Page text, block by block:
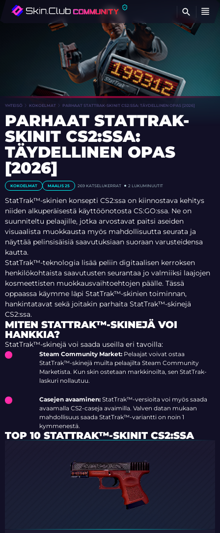
YHTEISÖ KOKOELMAT PARHAAT STATTRAK-SKINIT CS2:SSA: TÄYDELLINEN OPAS [2026]
PARHAAT STATTRAK-
SKINIT CS2:SSA:
TÄYDELLINEN OPAS
[2026]
KOKOELMAT MAALIS 25 269 KATSELUKERRAT 2 LUKUMINUUTIT
StatTrak™-skinien konsepti CS2:ssa on kiinnostava kehitys
niiden alkuperäisestä käyttöönotosta CS:GO:ssa. Ne on
suunniteltu pelaajille, jotka arvostavat paitsi aseiden
visuaalista muokkausta myös mahdollisuutta seurata ja
näyttää pelinsisäisiä saavutuksiaan suoraan varusteidensa
kautta.
StatTrak™-teknologia lisää peliin digitaalisen kerroksen
henkilökohtaista saavutusten seurantaa jo valmiiksi laajojen
kosmeettisten muokkausvaihtoehtojen päälle. Tässä
oppaassa käymme läpi StatTrak™-skinien toiminnan,
hankintatavat sekä joitakin parhaita StatTrak™-skinejä
CS2:ssa.
MITEN STATTRAK™-SKINEJÄ VOI
HANKKIA?
StatTrak™-skinejä voi saada useilla eri tavoilla:
Steam Community Market: Pelaajat voivat ostaa
StatTrak™-skinejä muilta pelaajilta Steam Community
Marketista. Kun skin ostetaan markkinoilta, sen StatTrak-
laskuri nollautuu.
Casejen avaaminen: StatTrak™-versioita voi myös saada
avaamalla CS2-caseja avaimilla. Valven datan mukaan
mahdollisuus saada StatTrak™-variantti on noin 1
kymmenestä.
TOP 10 STATTRAK™-SKINIT CS2:SSA